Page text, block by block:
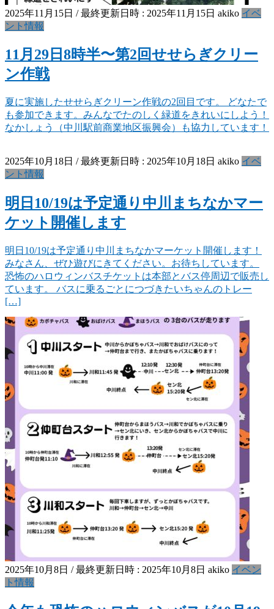
2025年11月15日 / 最終更新日時 : 2025年11月15日 akiko イベ
ント情報
11月29日8時半〜第2回せせらぎクリー
ン作戦
夏に実施したせせらぎクリーン作戦の2回目です。 どなたで
も参加できます。みんなでたのしく緑道をきれいにしよう！
なかしょう（中川駅前商業地区振興会）も協力しています！
2025年10月18日 / 最終更新日時 : 2025年10月18日 akiko イベ
ント情報
明日10/19は予定通り中川まちなかマー
ケット開催します
明日10/19は予定通り中川まちなかマーケット開催します！
みなさん、ぜひ遊びにきてください。お待ちしています。
恐怖のハロウィンバスチケットは本部とバス停周辺で販売し
ています。 バスに乗るごとにつづきたいちゃんのトレー
[…]
2025年10月8日 / 最終更新日時 : 2025年10月8日 akiko イベン
ト情報